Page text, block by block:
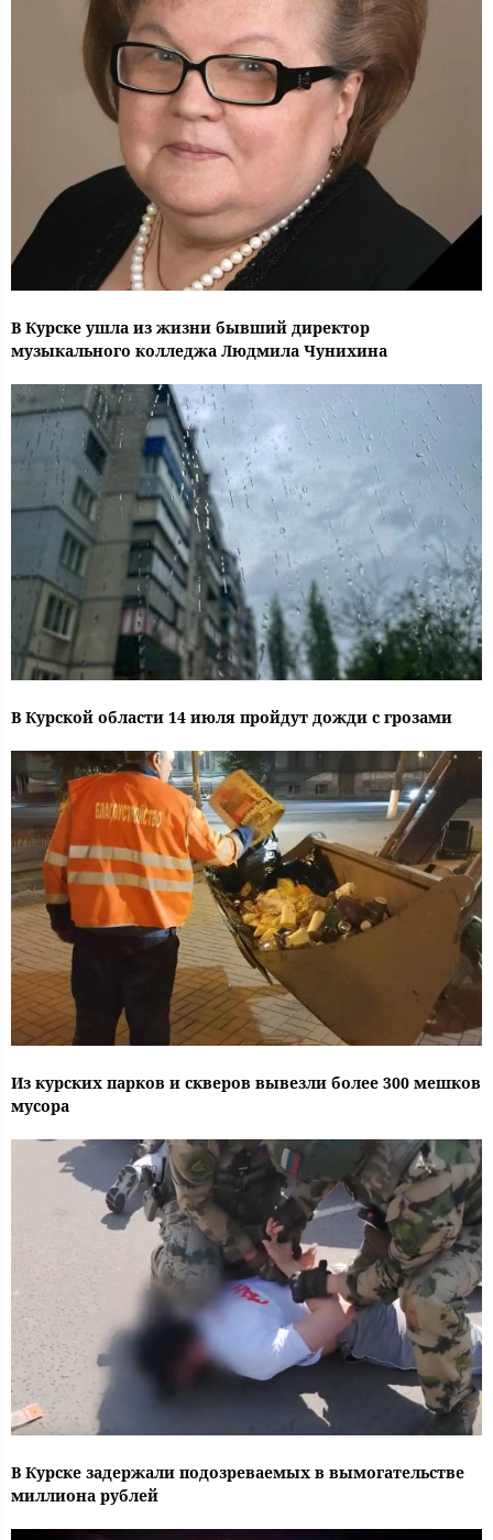
В Курске ушла из жизни бывший директор
музыкального колледжа Людмила Чунихина
В Курской области 14 июля пройдут дожди с грозами
Из курских парков и скверов вывезли более 300 мешков
мусора
В Курске задержали подозреваемых в вымогательстве
миллиона рублей